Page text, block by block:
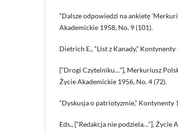
“Dalsze odpowiedzi na ankietę
Akademickie 1958, No. 9 (101).
Dietrich E., “List z Kanady,”
[“Drogi Czytelniku…”], Merkuriusz
Życie Akademickie 1956, No. 4 (72).
“Dyskusja o patriotyzmie,” Kontynenty
Eds., [“Redakcja nie podziela…”], Życie